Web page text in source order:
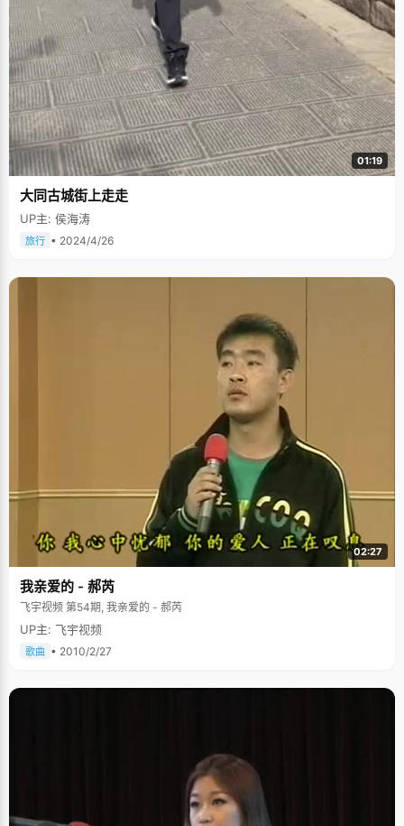
01:19
大同古城街上走走
UP主: 侯海涛
旅行 • 2024/4/26
02:27
我亲爱的 - 郝芮
飞宇视频 第54期, 我亲爱的 - 郝芮
UP主: 飞宇视频
歌曲 • 2010/2/27